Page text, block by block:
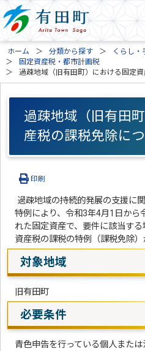
ホーム 分類から探す くらし・
固定資産税・都市計画税
過疎地域（旧有田町）における固定
過疎地域（旧有田
産税の課税免除に
印刷
過疎地域の持続的発展の支援に
特例により、令和3年4月1日から
れた固定資産で、要件に該当す
資産税の課税の特例（課税免除）
対象地域
旧有田町
必要条件
青色申告を行っている個人または